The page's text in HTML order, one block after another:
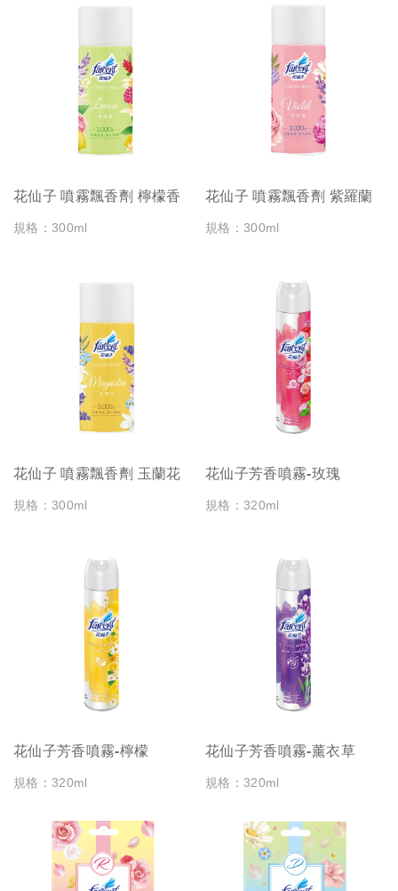
花仙子 噴霧飄香劑 檸檬香
規格：300ml
花仙子 噴霧飄香劑 紫羅蘭
規格：300ml
花仙子 噴霧飄香劑 玉蘭花
規格：300ml
花仙子芳香噴霧-玫瑰
規格：320ml
花仙子芳香噴霧-檸檬
規格：320ml
花仙子芳香噴霧-薰衣草
規格：320ml